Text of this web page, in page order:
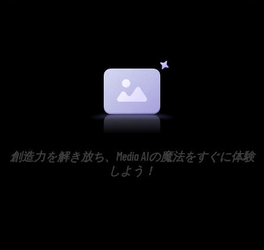
創造力を解き放ち、Media AIの魔法をすぐに体験
しよう！